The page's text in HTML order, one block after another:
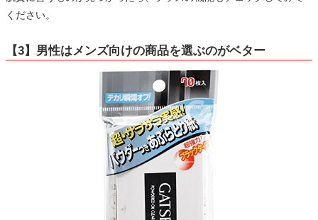
ください。
【3】男性はメンズ向けの商品を選ぶのがベター